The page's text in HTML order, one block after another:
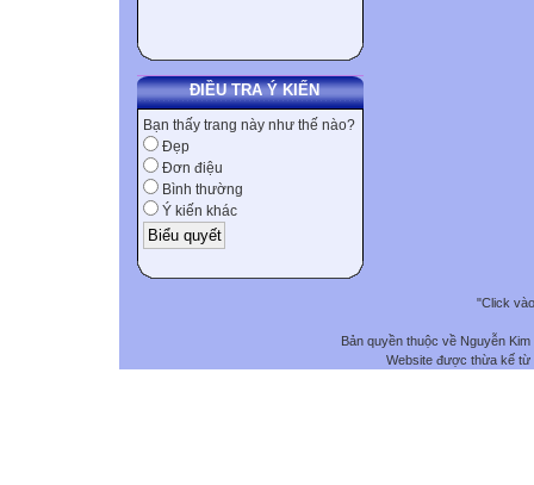
ĐIỀU TRA Ý KIẾN
Bạn thấy trang này như thế nào?
Đẹp
Đơn điệu
Bình thường
Ý kiến khác
"Click
Bản quyền thuộc về Nguyễn
Website được thừa kế từ